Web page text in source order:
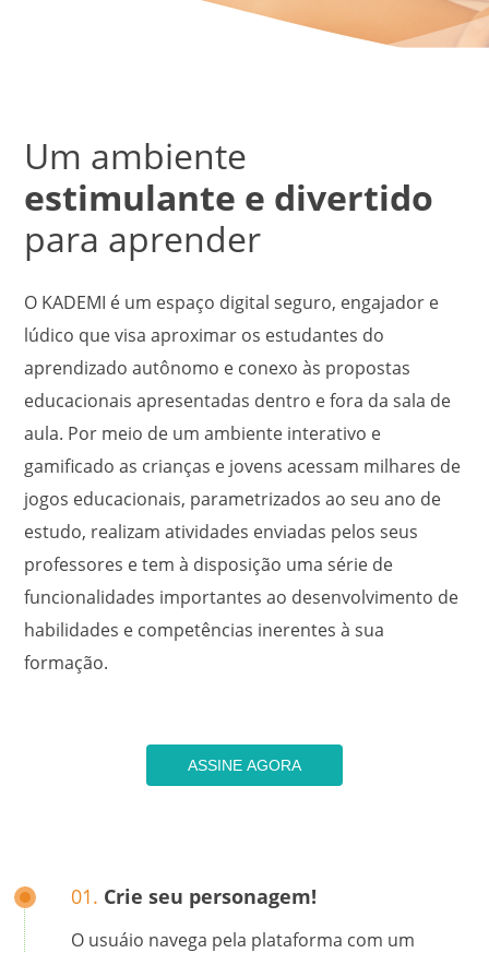
Um ambiente
estimulante e divertido
para aprender
O KADEMI é um espaço digital seguro, engajador e
lúdico que visa aproximar os estudantes do
aprendizado autônomo e conexo às propostas
educacionais apresentadas dentro e fora da sala de
aula. Por meio de um ambiente interativo e
gamificado as crianças e jovens acessam milhares de
jogos educacionais, parametrizados ao seu ano de
estudo, realizam atividades enviadas pelos seus
professores e tem à disposição uma série de
funcionalidades importantes ao desenvolvimento de
habilidades e competências inerentes à sua
formação.
ASSINE AGORA
01. Crie seu personagem!
O usuáio navega pela plataforma com um